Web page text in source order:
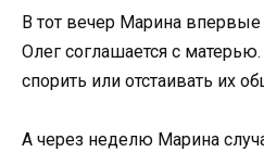
В тот вечер Марина впервые
Олег соглашается с
спорить или отстаивать их
А через неделю Марина